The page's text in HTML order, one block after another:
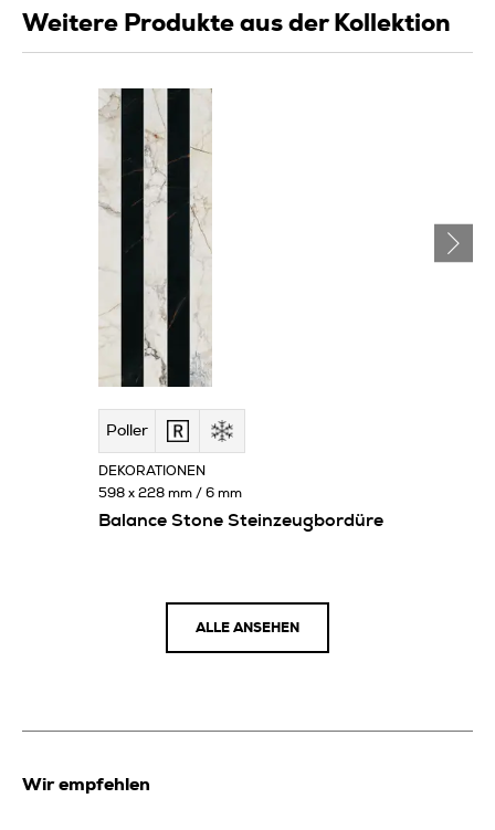
Weitere Produkte aus der Kollektion
Poller
Balance Stone Steinzeugbordüre
DEKORATIONEN
598 x 228 mm / 6 mm
ALLE ANSEHEN
Wir empfehlen